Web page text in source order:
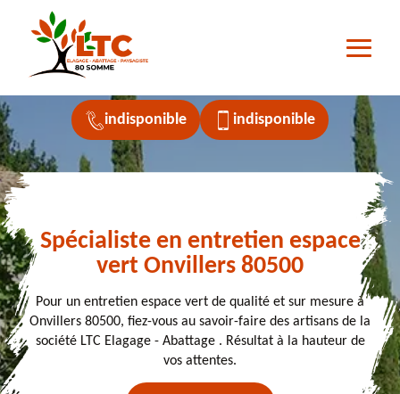
indisponible indisponible
Spécialiste en entretien espace
vert Onvillers 80500
Pour un entretien espace vert de qualité et sur mesure à
Onvillers 80500, fiez-vous au savoir-faire des artisans de la
société LTC Elagage - Abattage . Résultat à la hauteur de
vos attentes.